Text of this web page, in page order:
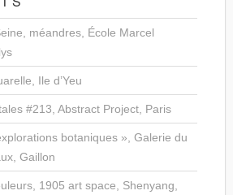
méandres, École Marcel
Ile d’Yeu
#213, Abstract Project, Paris
botaniques », Galerie du
Gaillon
1905 art space, Shenyang,